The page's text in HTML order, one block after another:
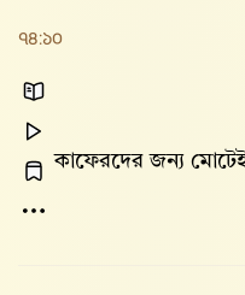
৭৪:১০
কাফেরদের জন্য